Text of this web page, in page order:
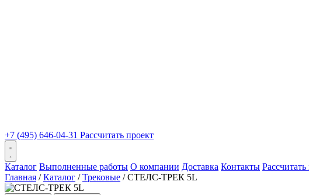
+7 (495) 646-04-31 Рассчитать проект
Каталог Выполненные работы О компании Доставка Контакты
Главная / Каталог / Трековые / СТЕЛС-ТРЕК 5L